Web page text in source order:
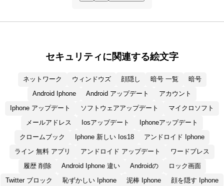
セキュリティに関連する絵文字
ネットワーク ウィンドウズ 顔隠し 暗号 一覧
暗号
Android Iphone
Android アップデート
アカウント
Iphone アップデート
ソフトウェアアップデート
マイクロソフト
メールアドレス
Iosアップデート
Iphoneアップデート
クロームブック
Iphone 新しい Ios18
アンドロイド Iphone
ライン 無料 アプリ
アンドロイド アップデート
ワードプレス
履歴 削除
Android Iphone 違い Androidの
ロック画面
Twitter ブロック
恥ずかしい Iphone 泥棒 Iphone
顔を隠す Iphone